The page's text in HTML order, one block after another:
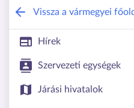
Békés Vármegyei
Vissza a vármegyei
Hírek
Szervezeti egységek
Járási hivatalok